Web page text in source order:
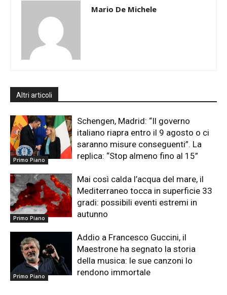
Mario De Michele
Altri articoli
Primo Piano
Schengen, Madrid: “Il governo
italiano riapra entro il 9 agosto o ci
saranno misure conseguenti”. La
replica: “Stop almeno fino al 15”
Primo Piano
Mai così calda l’acqua del mare, il
Mediterraneo tocca in superficie 33
gradi: possibili eventi estremi in
autunno
Primo Piano
Addio a Francesco Guccini, il
Maestrone ha segnato la storia
della musica: le sue canzoni lo
rendono immortale